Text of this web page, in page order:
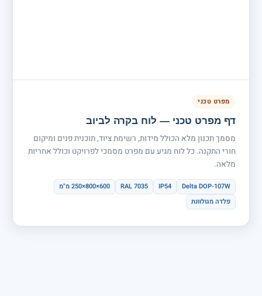
מפרט טכני
דף מפרט טכני — לוח בקרה לביוב
מסמך תכנון מלא הכולל מידות, רשימת ציוד, תוכנית פנים ומיקום
חורי התקנה. כל לוח מגיע עם מפרט מסמכי לפרויקט וכולל אחריות
מלאה.
Delta DOP-107W
IP54
RAL 7035
600×800×250 מ"מ
פלדה מגולוונת